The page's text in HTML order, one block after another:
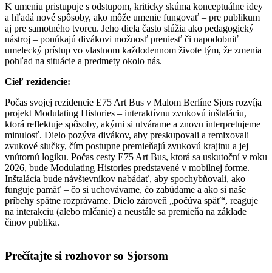
K umeniu pristupuje s odstupom, kriticky skúma konceptuálne idey
a hľadá nové spôsoby, ako môže umenie fungovať – pre publikum
aj pre samotného tvorcu. Jeho diela často slúžia ako pedagogický
nástroj – ponúkajú divákovi možnosť preniesť či napodobniť
umelecký prístup vo vlastnom každodennom živote tým, že zmenia
pohľad na situácie a predmety okolo nás.
Cieľ rezidencie:
Počas svojej rezidencie E75 Art Bus v Malom Berlíne Sjors rozvíja
projekt Modulating Histories – interaktívnu zvukovú inštaláciu,
ktorá reflektuje spôsoby, akými si utvárame a znovu interpretujeme
minulosť. Dielo pozýva divákov, aby preskupovali a remixovali
zvukové slučky, čím postupne premieňajú zvukovú krajinu a jej
vnútornú logiku. Počas cesty E75 Art Bus, ktorá sa uskutoční v roku
2026, bude Modulating Histories predstavené v mobilnej forme.
Inštalácia bude návštevníkov nabádať, aby spochybňovali, ako
funguje pamäť – čo si uchovávame, čo zabúdame a ako si naše
príbehy spätne rozprávame. Dielo zároveň „počúva späť“, reaguje
na interakciu (alebo mlčanie) a neustále sa premieňa na základe
činov publika.
Prečítajte si rozhovor so Sjorsom